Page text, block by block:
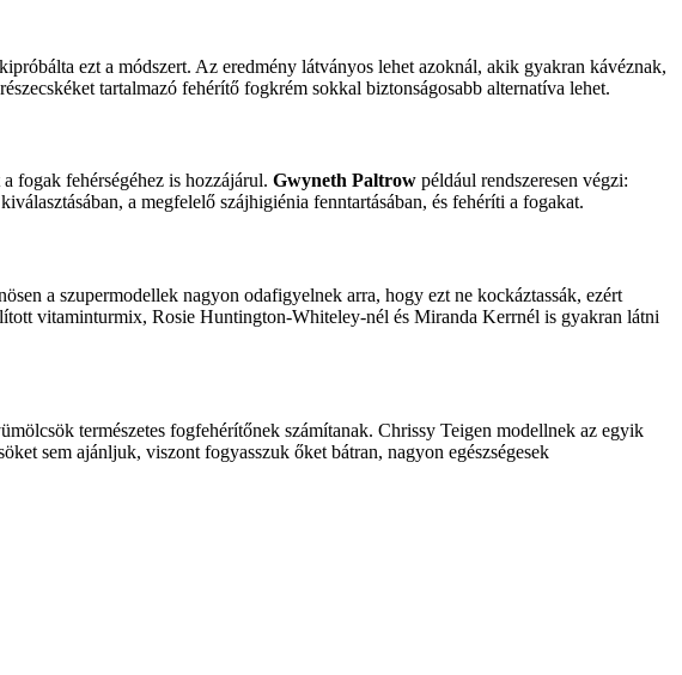
ezt a módszert. Az eredmény látványos lehet azoknál, akik gyakran kávéznak,
tartalmazó fehérítő fogkrém sokkal biztonságosabb alternatíva lehet.
fogak fehérségéhez is hozzájárul. Gwyneth Paltrow például rendszeresen végzi:
a megfelelő szájhigiénia fenntartásában, és fehéríti a fogakat.
a szupermodellek nagyon odafigyelnek arra, hogy ezt ne kockáztassák, ezért
vitaminturmix, Rosie Huntington-Whiteley-nél és Miranda Kerrnél is gyakran látni
természetes fogfehérítőnek számítanak. Chrissy Teigen modellnek az egyik
sem ajánljuk, viszont fogyasszuk őket bátran, nagyon egészségesek